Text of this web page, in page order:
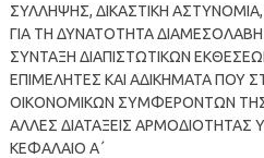
ΣΥΛΛΗΨΗΣ, ΔΙΚΑΣΤΙΚΗ
ΓΙΑ ΤΗ ΔΥΝΑΤΟΤΗΤΑ
ΣΥΝΤΑΞΗ ΔΙΑΠΙΣΤΩΤΙΚΩΝ
ΕΠΙΜΕΛΗΤΕΣ ΚΑΙ ΑΔΙΚΗΜΑΤΑ ΠΟΥ
ΟΙΚΟΝΟΜΙΚΩΝ ΣΥΜΦΕΡΟΝΤΩΝ ΤΗΣ
ΑΛΛΕΣ ΔΙΑΤΑΞΕΙΣ ΑΡΜΟΔΙΟΤΗΤΑΣ
ΚΕΦΑΛΑΙΟ Α΄